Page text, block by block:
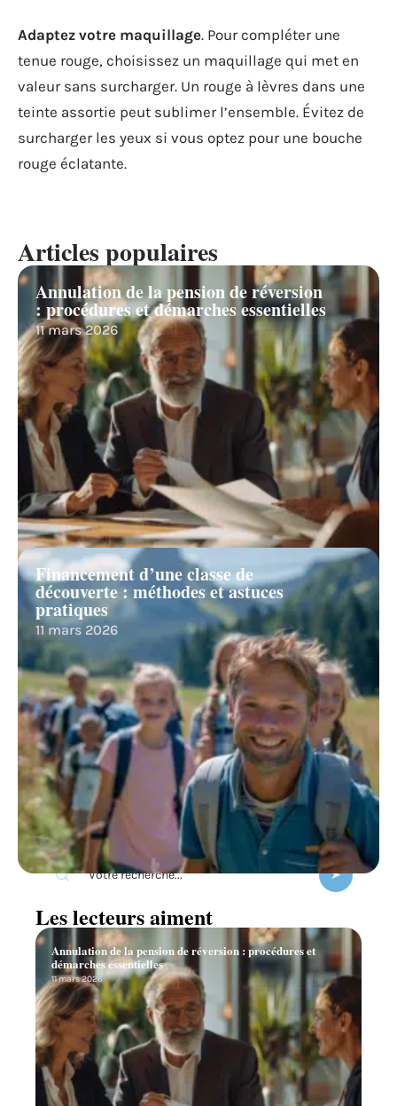
Adaptez votre maquillage. Pour compléter une
tenue rouge, choisissez un maquillage qui met en
valeur sans surcharger. Un rouge à lèvres dans une
teinte assortie peut sublimer l’ensemble. Évitez de
surcharger les yeux si vous optez pour une bouche
rouge éclatante.
Articles populaires
Annulation de la pension de réversion
: procédures et démarches essentielles
11 mars 2026
Financement d’une classe de
découverte : méthodes et astuces
pratiques
11 mars 2026
Recherche
Les lecteurs aiment
Annulation de la pension de réversion : procédures et
démarches essentielles
11 mars 2026